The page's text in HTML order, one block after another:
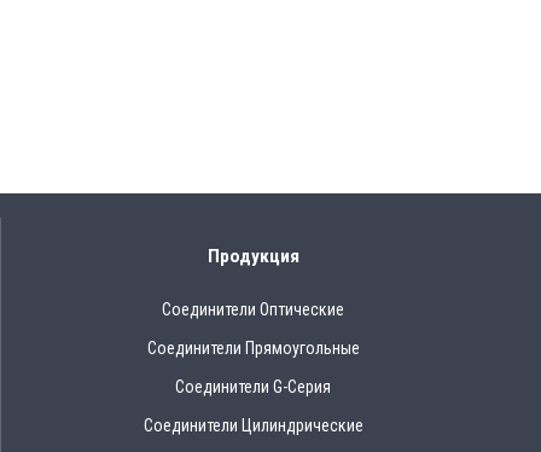
Продукция
Соединители Оптические
Соединители Прямоугольные
Соединители G-Серия
Соединители Цилиндрические